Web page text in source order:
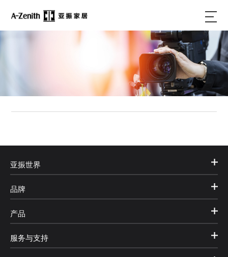
亚振世界
品牌
产品
服务与支持